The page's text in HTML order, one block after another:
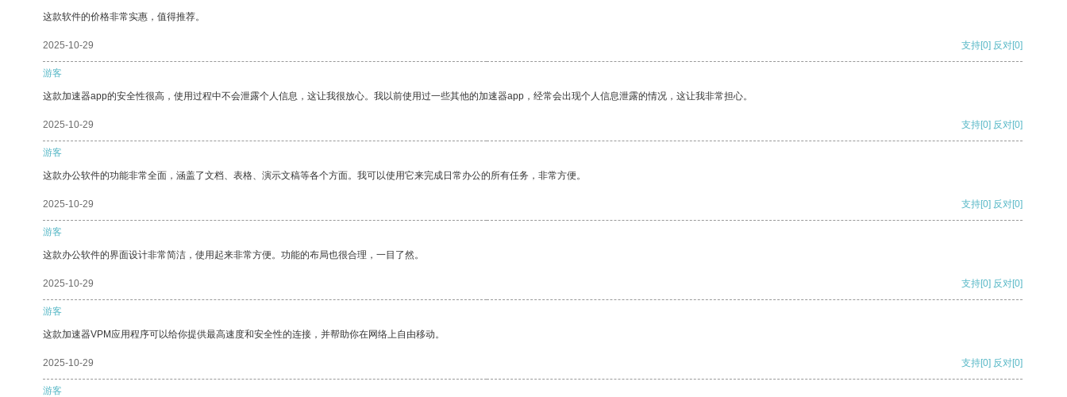
这款软件的价格非常实惠，值得推荐。
2025-10-29 支持[0] 反对[0]
游客
这款加速器app的安全性很高，使用过程中不会泄露个人信息，这让我很放心。我以前使用过一些其他的加速器app，经常会出现个人信息泄露的情况，这让我非常担心。
2025-10-29 支持[0] 反对[0]
游客
这款办公软件的功能非常全面，涵盖了文档、表格、演示文稿等各个方面。我可以使用它来完成日常办公的所有任务，非常方便。
2025-10-29 支持[0] 反对[0]
游客
这款办公软件的界面设计非常简洁，使用起来非常方便。功能的布局也很合理，一目了然。
2025-10-29 支持[0] 反对[0]
游客
这款加速器VPM应用程序可以给你提供最高速度和安全性的连接，并帮助你在网络上自由移动。
2025-10-29 支持[0] 反对[0]
游客